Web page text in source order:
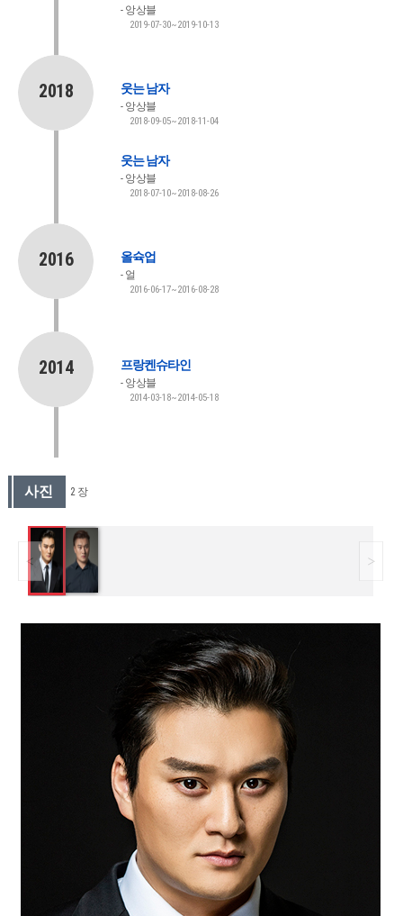
앙상블
2019-07-30~2019-10-13
2018 웃는 남자
앙상블
2018-09-05~2018-11-04
웃는 남자
앙상블
2018-07-10~2018-08-26
2016 올슉업
얼
2016-06-17~2016-08-28
2014 프랑켄슈타인
앙상블
2014-03-18~2014-05-18
사진 2 장